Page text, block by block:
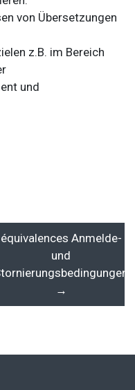
von Übersetzungen
z.B. im Bereich
und
équivalences Anmelde-
und